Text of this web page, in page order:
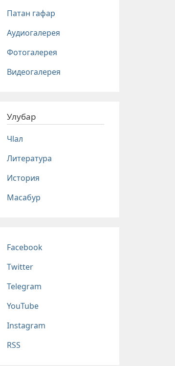
Патан гафар
Аудиогалерея
Фотогалерея
Видеогалерея
Улубар
Чlал
Литература
История
Масабур
Соц сети
Facebook
Twitter
Telegram
YouTube
Instagram
RSS